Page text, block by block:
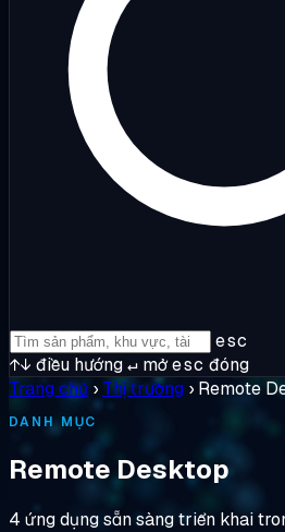
esc
↑↓ điều hướng↵ mởesc đóng
Trang chủ › Thị trường › Remote
DANH MỤC
Remote Desktop
4 ứng dụng sẵn sàng triển khai